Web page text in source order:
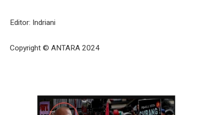
Editor: Indriani
Copyright © ANTARA 2024